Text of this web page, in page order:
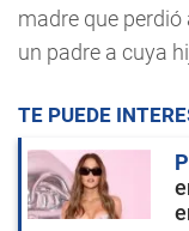
madre que
un padre a cuya
TE PUEDE